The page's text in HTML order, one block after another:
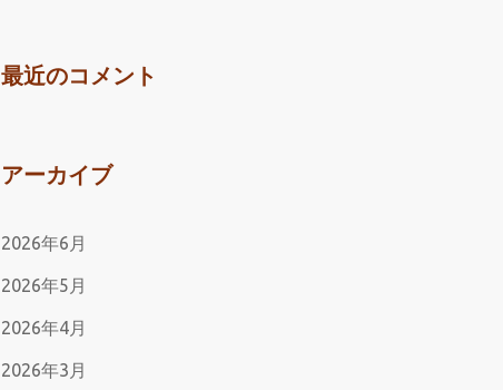
最近のコメント
アーカイブ
2026年6月
2026年5月
2026年4月
2026年3月